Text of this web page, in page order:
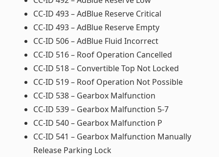
CC-ID 493 – AdBlue Reserve Critical
CC-ID 493 – AdBlue Reserve Empty
CC-ID 506 – AdBlue Fluid Incorrect
CC-ID 516 – Roof Operation Cancelled
CC-ID 518 – Convertible Top Not Locked
CC-ID 519 – Roof Operation Not Possible
CC-ID 538 – Gearbox Malfunction
CC-ID 539 – Gearbox Malfunction 5-7
CC-ID 540 – Gearbox Malfunction P
CC-ID 541 – Gearbox Malfunction Manually
Release Parking Lock